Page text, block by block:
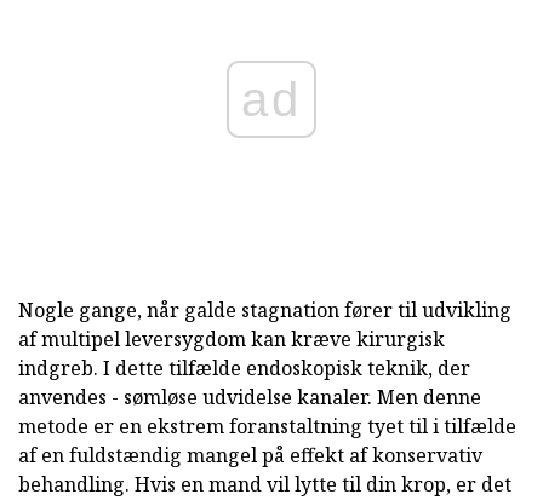
ad
Nogle gange, når galde stagnation fører til udvikling
af multipel leversygdom kan kræve kirurgisk
indgreb. I dette tilfælde endoskopisk teknik, der
anvendes - sømløse udvidelse kanaler. Men denne
metode er en ekstrem foranstaltning tyet til i tilfælde
af en fuldstændig mangel på effekt af konservativ
behandling. Hvis en mand vil lytte til din krop, er det